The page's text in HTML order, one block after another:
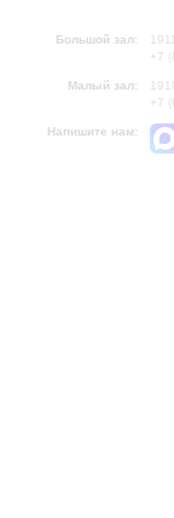
Большой зал:
+7
Малый зал:
+7
Напишите нам: